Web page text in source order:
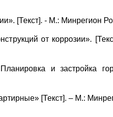
[Текст]. - М.: Минрегион
от коррозии».
и застройка
[Текст]. – М.: